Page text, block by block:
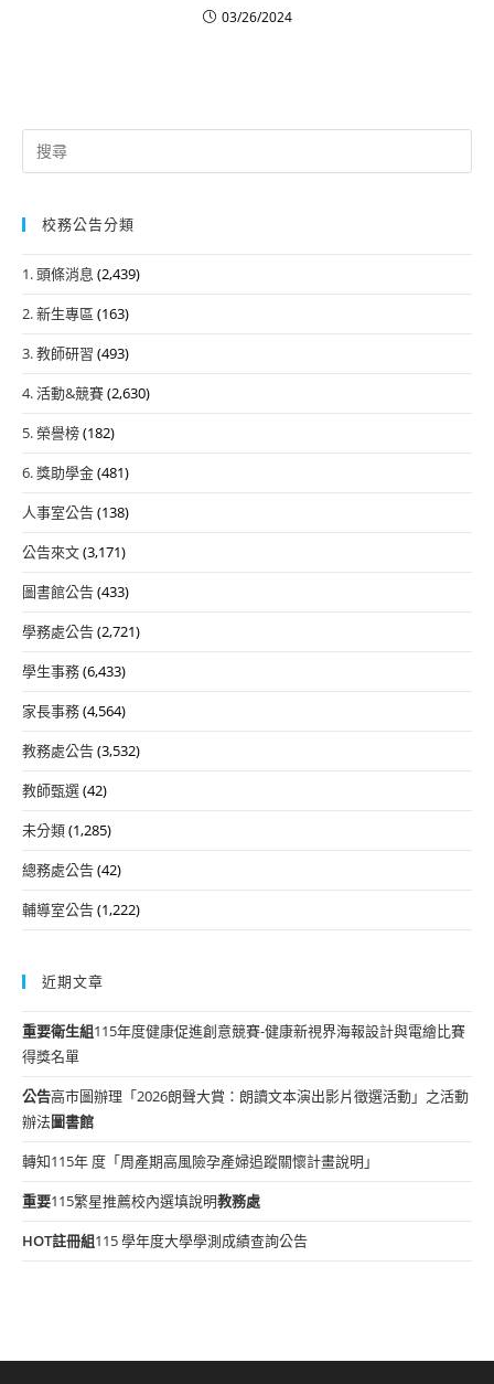
03/26/2024
Search
for:
校務公告分類
1. 頭條消息 (2,439)
2. 新生專區 (163)
3. 教師研習 (493)
4. 活動&競賽(2,630)
5. 榮譽榜(182)
6. 獎助學金(481)
人事室公告(138)
公告來文(3,171)
圖書館公告(433)
學務處公告(2,721)
學生事務(6,433)
家長事務(4,564)
教務處公告(3,532)
教師甄選(42)
未分類(1,285)
總務處公告(42)
輔導室公告(1,222)
近期文章
重要衛生組115年度健康促進創意競賽-健康新視界海報設計與電繪比賽
得獎名單
公告高市圖辦理「2026朗聲大賞：朗讀文本演出影片徵選活動」之活動
辦法圖書館
轉知115年 度「周產期高風險孕產婦追蹤關懷計畫說明」
重要115繁星推薦校內選填說明教務處
HOT註冊組115 學年度大學學測成績查詢公告